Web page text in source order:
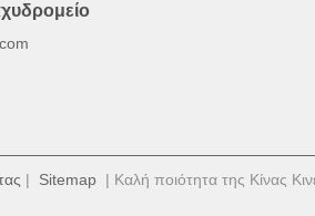
| Sitemap | Καλή ποιότητα της Κίνας